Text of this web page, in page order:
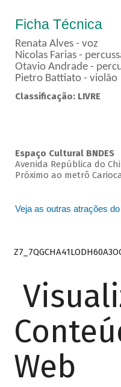
Ficha Técnica
Renata Alves - voz
Nicolas Farias -
Otavio Andrade -
Pietro Battiato - violão
Classificação: LIVRE
Espaço Cultural BNDES
Avenida República do
Próximo ao metrô
Veja as outras atrações
Web